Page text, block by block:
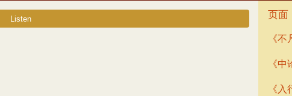
页面
《
《
《